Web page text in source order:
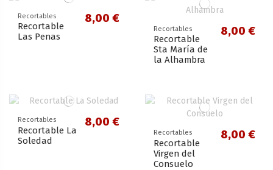
Recortables
Recortable
Las Penas
8,00 €
Recortables
Recortable
Sta María de
la Alhambra
8,00 €
Recortables
Recortable La
Soledad
8,00 €
Recortables
Recortable
Virgen del
Consuelo
8,00 €